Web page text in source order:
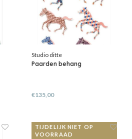
Studio ditte
Paarden behang
€135,00
TIJDELIJK NIET OP
VOORRAAD